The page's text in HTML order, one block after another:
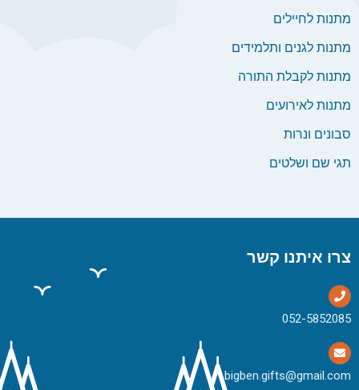
מתנות לחיילים
מתנות לגנים ותלמידים
מתנות לקבלת התורה
מתנות לאירועים
סבונים ונרות
תגי שם ושלטים
צרו איתנו קשר
bigben.gifts@gmail.com